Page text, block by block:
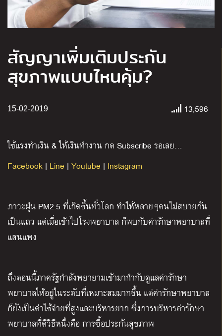
สัญญาเพิ่มเติมประกัน
สุขภาพแบบไหนคุ้ม?
15-02-2019 13,596
ใช้แรงทำเงิน & ให้เงินทำงาน กด Subscribe รอเลย…
Facebook | Line | Youtube | Instagram
ภาวะฝุ่น PM2.5 ที่เกิดขึ้นทั่วโลก ทำให้หลายๆคนไม่สบายกัน
เป็นแถว แต่เมื่อเข้าไปโรงพยาบาล ก็พบกับค่ารักษาพยาบาลที่
แสนแพง
ถึงตอนนี้ภาครัฐกำลังพยายามเข้ามากำกับดูแลค่ารักษา
พยาบาลให้อยู่ในระดับที่เหมาะสมมากขึ้น แต่ค่ารักษาพยาบาล
ก็ยังเป็นค่าใช้จ่ายที่สูงและบริหารยาก ซึ่งการบริหารค่ารักษา
พยาบาลที่ดีวิธีหนึ่งคือ การซื้อประกันสุขภาพ